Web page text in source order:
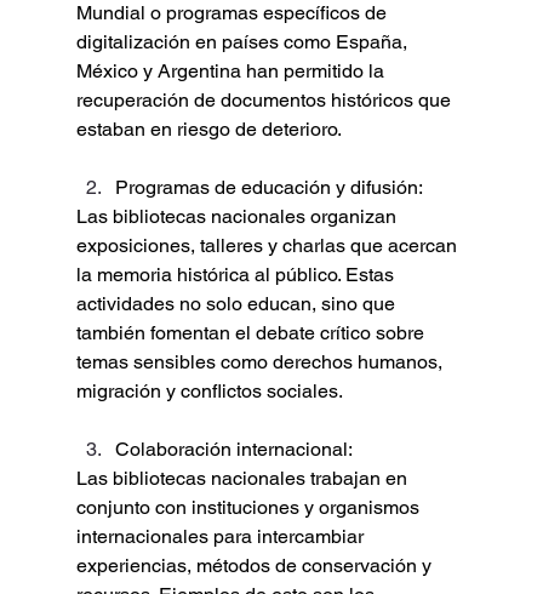
Mundial o programas específicos de
digitalización en países como España,
México y Argentina han permitido la
recuperación de documentos históricos que
estaban en riesgo de deterioro.
Programas de educación y difusión:
Las bibliotecas nacionales organizan
exposiciones, talleres y charlas que acercan
la memoria histórica al público. Estas
actividades no solo educan, sino que
también fomentan el debate crítico sobre
temas sensibles como derechos humanos,
migración y conflictos sociales.
Colaboración internacional:
Las bibliotecas nacionales trabajan en
conjunto con instituciones y organismos
internacionales para intercambiar
experiencias, métodos de conservación y